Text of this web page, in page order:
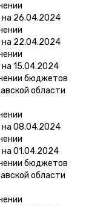
на 26.04.2024
на 22.04.2024
15.04.2024
бюджетов
области
на 08.04.2024
01.04.2024
бюджетов
области